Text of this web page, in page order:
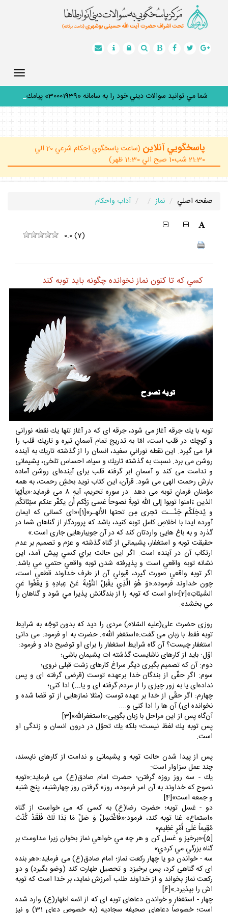
شما مي توانيد سوالات ديني خود را به سامانه «30001939» پيامك
كني_
پاسخگويي آنلاين
21:30 شب10 صبح الي 11:30 ظهر)
كسي كه تا كنون نماز نخوانده چگونه بايد توبه كند
توبه با يك جرقه آغاز مى شود، جرقه اى كه در آغاز تنها يك نقطه نورانى
و كوچك در قلب است، امّا به تدريج تمامِ آسمانِ تيره و تاريك قلب را
فرا مى گيرد. اين نقطه نورانىِ سفيد، انسان را از گذشته تاريك به آينده
روشن مى برد. نسبت به گذشته تاريك و سياه، احساس تلخى، پشيمانى
و ندامت مى كند و آسمانِ ابر گرفته قلب براى آينده‌اى روشن آماده
بارش رحمت الهى مى شود. قرآن، اين كتاب نويد بخشِ رحمت، به همه
مؤمنان فرمانِ توبه مى دهد. در سوره تحريم، آيه 8 مى فرمايد:«يأيّها
الذين ءَامنوا توبوا إلى الله توبةً نصوحاً عَسى رَبُّكم أَن يكفّر عنكم سيّئاتكُم
و يُدخِلَكُم جَنّــت تجرى مِن تحتها الأَنهـر»[1]؛«اى كسانى كه ايمان
آورده ايد! با اخلاصِ كامل توبه كنيد، باشد كه پروردگار از گناهان شما در
گذرد و به باغ هايى واردتان كند كه در آن جويبارهايى جارى است.»
حقيقت توبه و استغفار، پشيماني از گناه گذشته و عزم و تصميم بر عدم
ارتكاب آن در آينده است. اگر اين حالت براي كسي پيش آمد، اين
نشانه توبه واقعي است و پذيرفته شدن توبه واقعي حتمي مي باشد.
اگر توبه واقعي صورت گيرد، قبولي آن از طرف خداوند قطعي است،
چون خداوند فرموده:«وَ هُوَ الَّذِي يقْبَلُ التَّوْبةَ عَنْ عِبادِهِ وَ يعْفُوا عَنِ
السَّيئاتِ»[2]؛«او است كه توبه را از بندگانش پذيرا مي‏ شود و گناهان را
روزى حضرت على(عليه السّلام) مردى را ديد كه بدون توجّه به شرايط
توبه فقط با زبان مى گفت:«استغفر الله». حضرت به او فرمود: مى دانى
استغفار چيست؟ آن گاه شرايط استغفار را براى او توضيح داد و فرمود:
اوّل: بايد از كارهاى ناشايست گذشته ات پشيمان باشى؛
دوم: آن كه تصميم بگيرى ديگر سراغ كارهاى زشت قبلى نروى؛
سوم: اگر حقّى از بندگان خدا برعهده توست (قرضى گرفته اى و پس
نداده‌اى يا به زور چيزى را از مردم گرفته اى و يا...) ادا كنى؛
چهارم: اگر حقّى از خدا بر عهده توست (مثلا نمازهايى از تو قضا شده و
نخوانده اى) آن ها را ادا كنى و....
آن‌گاه پس از اين مراحل با زبان بگويى:«استغفرالله»[3]
پس توبه يك لفظ نيست؛ بلكه يك تحوّل در درون انسان و زندگى او
پس از پيدا شدن حالت توبه و پشيمانى و ندامت از كارهاى ناپسند،
چند عمل سزاوار است:
يك - سه روز روزه گرفتن؛ حضرت امام صادق(ع) مى‏ فرمايد:«توبه
نصوح كه خداوند به آن امر فرموده، روزه گرفتن روز چهارشنبه، پنج شنبه
و جمعه است»[4]
دو - غسل توبه؛ حضرت رضا(ع) به كسى كه مى ‏خواست از گناه
«استماع» غنا توبه كند، فرمود:«فَاغْتَسِلْ وَ صَلِّ مَا بَدَا لَكَ فَلَقَدْ كُنْتَ
مُقِيماً عَلَى أَمْرٍ عَظِيم»
[5]؛«برخيز و غسل كن و هر چه مي خواهي نماز بخوان زيرا مداومت بر
گناه بزرگي مي كردي»
سه - خواندن دو يا چهار ركعت نماز؛ امام صادق(ع) مى‏ فرمايد:«هر بنده
‏اى كه گناهى كرد، پس برخيزد و تحصيل طهارت كند (وضو بگيرد) و دو
ركعت نماز بخواند و از خداوند طلب آمرزش نمايد، بر خدا است كه توبه
‏اش را بپذيرد.»[6]
چهار - استغفار و خواندن دعاهاى توبه‏ اى كه از ائمه اطهار(ع) وارد شده